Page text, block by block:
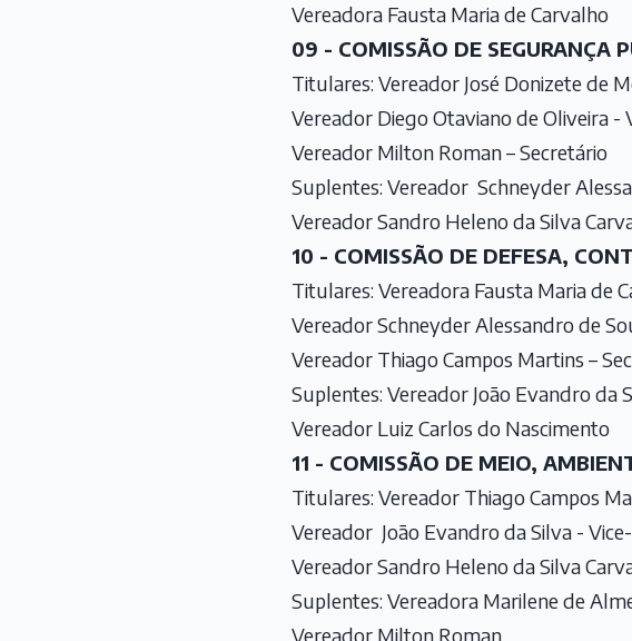
Vereadora Fausta Maria de Carvalho
09 - COMISSÃO DE SEGURANÇA
Titulares: Vereador José Donizete de
Vereador Diego Otaviano de Oliveira -
Vereador Milton Roman – Secretário
Suplentes: Vereador Schneyder
Vereador Sandro Heleno da Silva
10 - COMISSÃO DE DEFESA,
Titulares: Vereadora Fausta Maria de
Vereador Schneyder Alessandro de
Vereador Thiago Campos Martins –
Suplentes: Vereador João Evandro da
Vereador Luiz Carlos do Nascimento
11 - COMISSÃO DE MEIO,
Titulares: Vereador Thiago Campos
Vereador João Evandro da Silva -
Vereador Sandro Heleno da Silva
Suplentes: Vereadora Marilene de
Vereador Milton Roman